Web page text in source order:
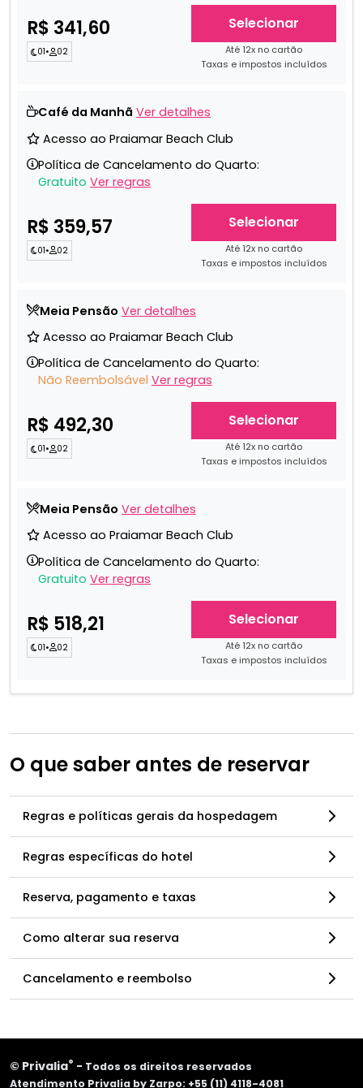
R$ 341,60
01• 02
Selecionar
Até 12x no cartão
Taxas e impostos incluídos
Café da Manhã Ver detalhes
Acesso ao Praiamar Beach Club
Política de Cancelamento do Quarto:
Gratuito Ver regras
R$ 359,57
01• 02
Selecionar
Até 12x no cartão
Taxas e impostos incluídos
Meia Pensão Ver detalhes
Acesso ao Praiamar Beach Club
Política de Cancelamento do Quarto:
Não Reembolsável Ver regras
R$ 492,30
01• 02
Selecionar
Até 12x no cartão
Taxas e impostos incluídos
Meia Pensão Ver detalhes
Acesso ao Praiamar Beach Club
Política de Cancelamento do Quarto:
Gratuito Ver regras
R$ 518,21
01• 02
Selecionar
Até 12x no cartão
Taxas e impostos incluídos
O que saber antes de reservar
Regras e políticas gerais da hospedagem
Regras específicas do hotel
Reserva, pagamento e taxas
Como alterar sua reserva
Cancelamento e reembolso
© Privalia® - Todos os direitos reservados
Atendimento Privalia by Zarpo: +55 (11) 4118-4081